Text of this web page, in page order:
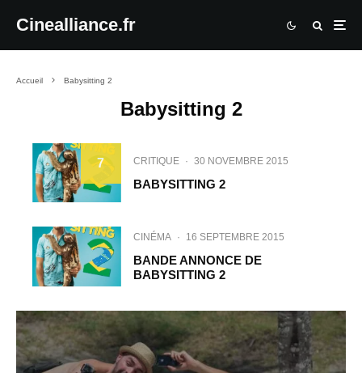
Cinealliance.fr
Accueil Babysitting 2
Babysitting 2
7 CRITIQUE · 30 NOVEMBRE 2015
BABYSITTING 2
CINÉMA · 16 SEPTEMBRE 2015
BANDE ANNONCE DE
BABYSITTING 2